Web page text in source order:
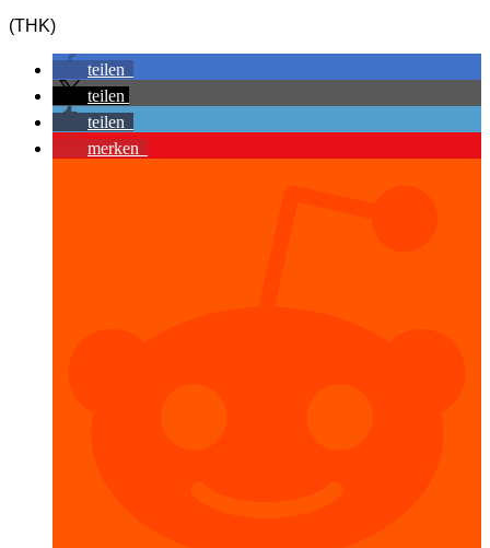
(THK)
teilen
teilen
teilen
merken